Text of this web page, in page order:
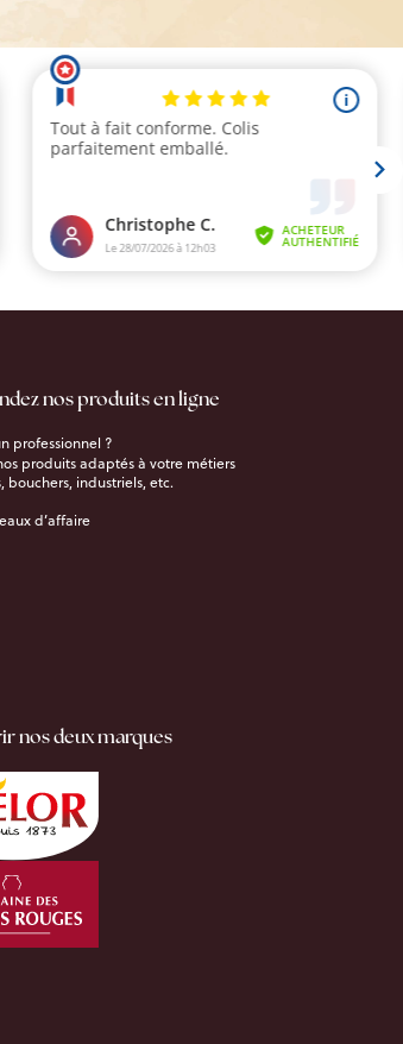
nos produits en ligne
professionnel ?
produits adaptés à votre métiers
bouchers, industriels, etc.
d’affaire
nos deux marques